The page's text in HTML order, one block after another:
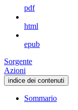
pdf
html
epub
Sorgente
Azioni
indice dei contenuti
Sommario